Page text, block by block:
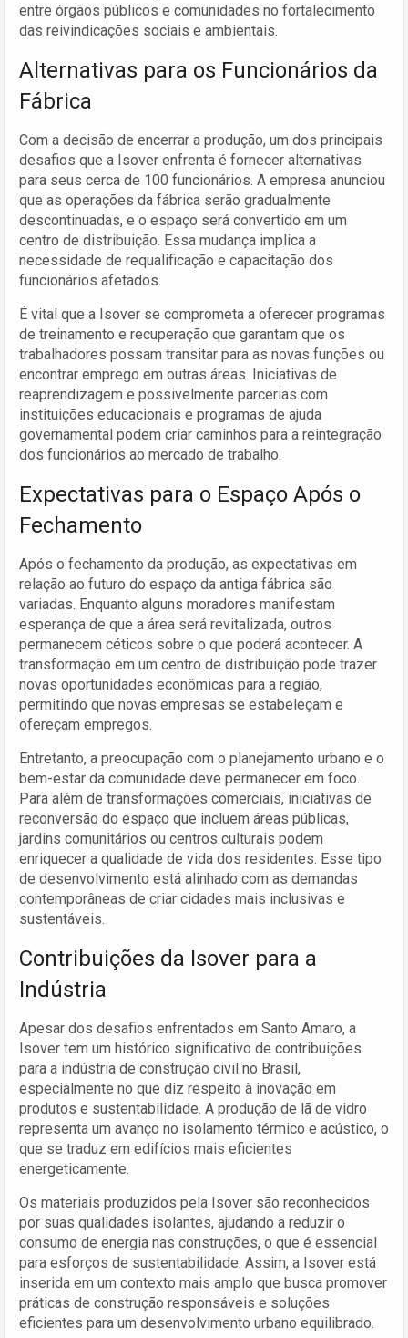
entre órgãos públicos e comunidades no fortalecimento
das reivindicações sociais e ambientais.
Alternativas para os Funcionários da
Fábrica
Com a decisão de encerrar a produção, um dos principais
desafios que a Isover enfrenta é fornecer alternativas
para seus cerca de 100 funcionários. A empresa anunciou
que as operações da fábrica serão gradualmente
descontinuadas, e o espaço será convertido em um
centro de distribuição. Essa mudança implica a
necessidade de requalificação e capacitação dos
funcionários afetados.
É vital que a Isover se comprometa a oferecer programas
de treinamento e recuperação que garantam que os
trabalhadores possam transitar para as novas funções ou
encontrar emprego em outras áreas. Iniciativas de
reaprendizagem e possivelmente parcerias com
instituições educacionais e programas de ajuda
governamental podem criar caminhos para a reintegração
dos funcionários ao mercado de trabalho.
Expectativas para o Espaço Após o
Fechamento
Após o fechamento da produção, as expectativas em
relação ao futuro do espaço da antiga fábrica são
variadas. Enquanto alguns moradores manifestam
esperança de que a área será revitalizada, outros
permanecem céticos sobre o que poderá acontecer. A
transformação em um centro de distribuição pode trazer
novas oportunidades econômicas para a região,
permitindo que novas empresas se estabeleçam e
ofereçam empregos.
Entretanto, a preocupação com o planejamento urbano e o
bem-estar da comunidade deve permanecer em foco.
Para além de transformações comerciais, iniciativas de
reconversão do espaço que incluem áreas públicas,
jardins comunitários ou centros culturais podem
enriquecer a qualidade de vida dos residentes. Esse tipo
de desenvolvimento está alinhado com as demandas
contemporâneas de criar cidades mais inclusivas e
sustentáveis.
Contribuições da Isover para a
Indústria
Apesar dos desafios enfrentados em Santo Amaro, a
Isover tem um histórico significativo de contribuições
para a indústria de construção civil no Brasil,
especialmente no que diz respeito à inovação em
produtos e sustentabilidade. A produção de lã de vidro
representa um avanço no isolamento térmico e acústico, o
que se traduz em edifícios mais eficientes
energeticamente.
Os materiais produzidos pela Isover são reconhecidos
por suas qualidades isolantes, ajudando a reduzir o
consumo de energia nas construções, o que é essencial
para esforços de sustentabilidade. Assim, a Isover está
inserida em um contexto mais amplo que busca promover
práticas de construção responsáveis e soluções
eficientes para um desenvolvimento urbano equilibrado.